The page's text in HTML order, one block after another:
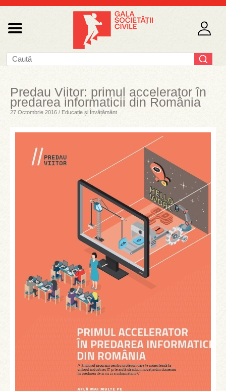
Predau Viitor: primul accelerator în
predarea informaticii din România
27 Octombrie 2016 / Educație și Învățământ